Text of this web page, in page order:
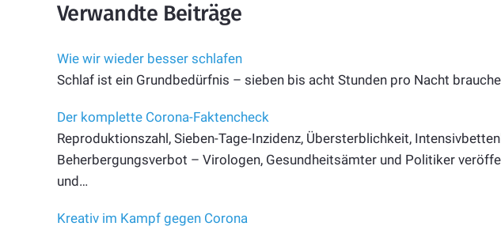
Verwandte Beiträge
Wie wir wieder besser schlafen
Schlaf ist ein Grundbedürfnis – sieben bis acht Stunden pro Nacht
Der komplette Corona-Faktencheck
Reproduktionszahl, Sieben-Tage-Inzidenz, Übersterblichkeit,
Beherbergungsverbot – Virologen, Gesundheitsämter und Politiker
und…
Kreativ im Kampf gegen Corona